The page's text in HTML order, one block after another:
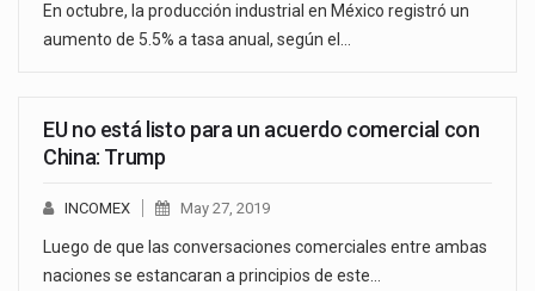
En octubre, la producción industrial en México registró un
aumento de 5.5% a tasa anual, según el…
EU no está listo para un acuerdo comercial con
China: Trump
INCOMEX May 27, 2019
Luego de que las conversaciones comerciales entre ambas
naciones se estancaran a principios de este…